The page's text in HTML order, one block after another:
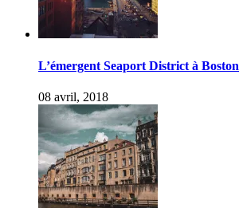
L’émergent Seaport District à Boston
08 avril, 2018